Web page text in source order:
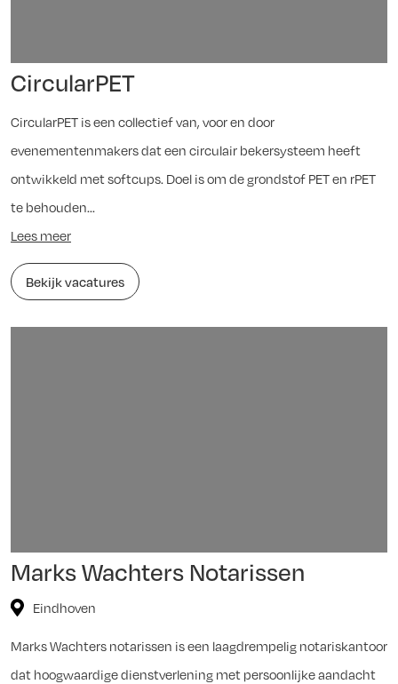
CircularPET
CircularPET is een collectief van, voor en door
evenementenmakers dat een circulair bekersysteem heeft
ontwikkeld met softcups. Doel is om de grondstof PET en rPET
te behouden...
Lees meer
Bekijk vacatures
Marks Wachters Notarissen
Eindhoven
Marks Wachters notarissen is een laagdrempelig notariskantoor
dat hoogwaardige dienstverlening met persoonlijke aandacht